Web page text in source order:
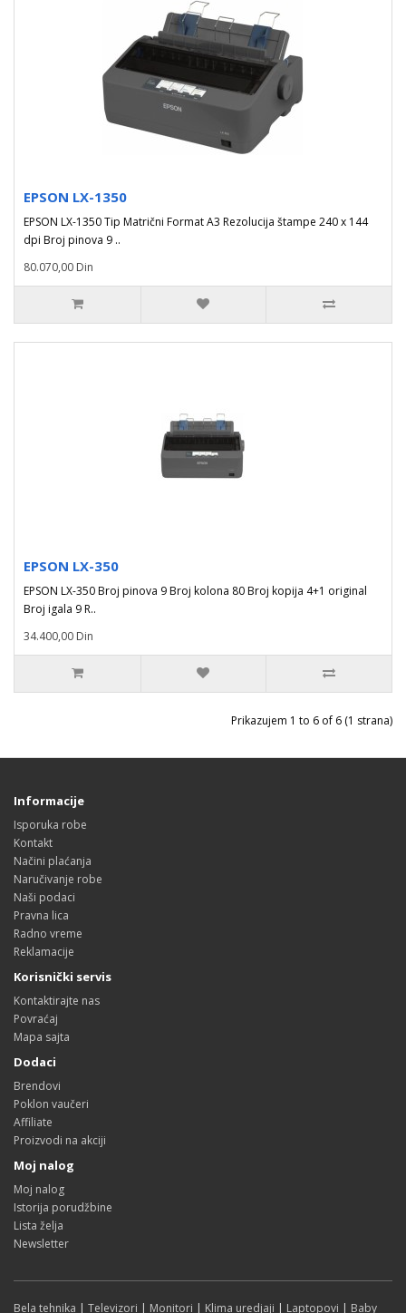
EPSON LX-1350
EPSON LX-1350 Tip Matrični Format A3 Rezolucija štampe 240 x 144
dpi Broj pinova 9 ..
80.070,00 Din
EPSON LX-350
EPSON LX-350 Broj pinova 9 Broj kolona 80 Broj kopija 4+1 original
Broj igala 9 R..
34.400,00 Din
Prikazujem 1 to 6 of 6 (1 strana)
Informacije
Isporuka robe
Kontakt
Načini plaćanja
Naručivanje robe
Naši podaci
Pravna lica
Radno vreme
Reklamacije
Korisnički servis
Kontaktirajte nas
Povraćaj
Mapa sajta
Dodaci
Brendovi
Poklon vaučeri
Affiliate
Proizvodi na akciji
Moj nalog
Moj nalog
Istorija porudžbine
Lista želja
Newsletter
Bela tehnika | Televizori | Monitori | Klima uredjaji | Laptopovi | Baby